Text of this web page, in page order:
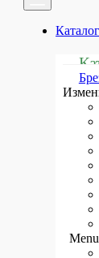
Каталог
Menu